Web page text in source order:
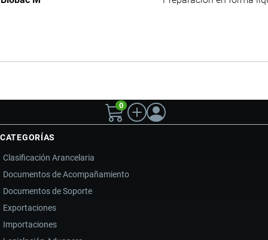
0
CATEGORÍAS
Clasificación Arancelaria
Documentos de Acompañamiento
Documentos de Soporte
Exportaciones
Importaciones